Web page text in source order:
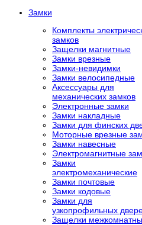
Замки
Комплекты
замков
Защелки магнитные
Замки врезные
Замки-невидимки
Замки велосипедные
Аксессуары для
механических замков
Электронные замки
Замки накладные
Замки для финских
Моторные врезные
Замки навесные
Электромагнитные
Замки
электромеханические
Замки почтовые
Замки кодовые
Замки для
узкопрофильных
Защелки